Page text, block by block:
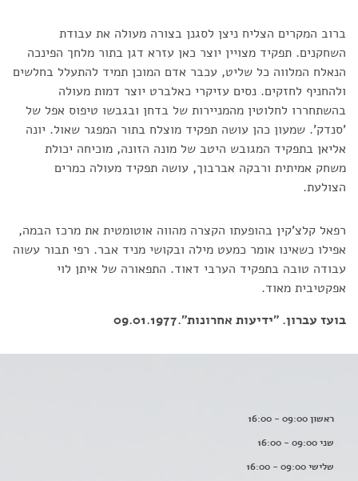
ברוב המקרים הצליח ניצן לסגנן בצורה מעולה את עבודת
השחקנים. תפקיד מצויין יוצר כאן עזרא דגן בתור מלחך הפינכה
הנאלח המלווה כל שליט, עכבר אדם המוכן תמיד להתעלל בחלשים
ולהחניף לחזקים. נסים עזיקרי כאלברט יוצר דמות מעולה
בהשתחררו לחלוטין מהמניירות של בדחן ובגבשו טיפוס אפל של
'סנדק'. שמעון כהן עושה תפקיד מוצלח בתור המפגר שאול. יונה
אליאן בתפקיד המגובש היטב של מונה הזונה, מוכיחה יכולת
משחק אמיתית ורבקה אברבוך, עושה תפקיד מעולה כמרים
הצולעת.
רפאל קלצ'קין בהופעתו הקצרה מהווה אוטומטית את מרכז הבמה,
אפילו כשאינו אומר כמעט מילה ובקושי מניד אבר. רפי תבור עשוה
עבודה טובה בתפקיד הערבי דאוד. התפאורה של איתן לוי
אפקטיבית מאוד.
בועז עברון. "ידיעות אחרונות".09.01.1977
ראשון 09:00 - 16:00
שני 09:00 - 16:00
שלישי 09:00 - 16:00